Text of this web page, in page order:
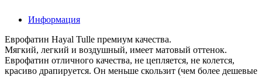
Информация
Еврофатин Hayal Tulle премиум качества.
Мягкий, легкий и воздушный, имеет матовый оттенок.
Еврофатин отличного качества, не цепляется, не колется,
красиво драпируется. Он меньше скользит (чем более дешевые